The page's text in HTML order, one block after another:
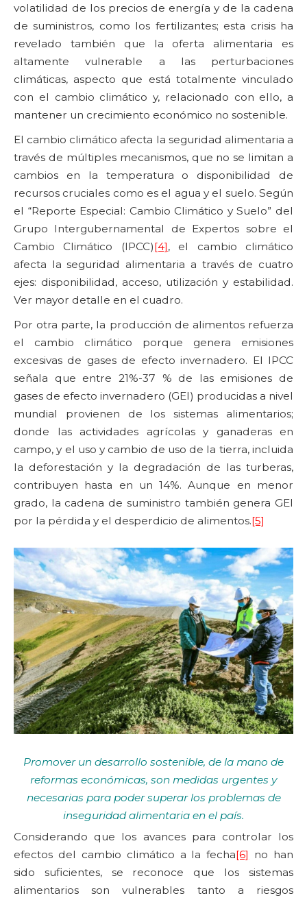
volatilidad de los precios de energía y de la cadena
de suministros, como los fertilizantes; esta crisis ha
revelado también que la oferta alimentaria es
altamente vulnerable a las perturbaciones
climáticas, aspecto que está totalmente vinculado
con el cambio climático y, relacionado con ello, a
mantener un crecimiento económico no sostenible.
El cambio climático afecta la seguridad alimentaria a
través de múltiples mecanismos, que no se limitan a
cambios en la temperatura o disponibilidad de
recursos cruciales como es el agua y el suelo. Según
el “Reporte Especial: Cambio Climático y Suelo” del
Grupo Intergubernamental de Expertos sobre el
Cambio Climático (IPCC)[4], el cambio climático
afecta la seguridad alimentaria a través de cuatro
ejes: disponibilidad, acceso, utilización y estabilidad.
Ver mayor detalle en el cuadro.
Por otra parte, la producción de alimentos refuerza
el cambio climático porque genera emisiones
excesivas de gases de efecto invernadero. El IPCC
señala que entre 21%-37 % de las emisiones de
gases de efecto invernadero (GEI) producidas a nivel
mundial provienen de los sistemas alimentarios;
donde las actividades agrícolas y ganaderas en
campo, y el uso y cambio de uso de la tierra, incluida
la deforestación y la degradación de las turberas,
contribuyen hasta en un 14%. Aunque en menor
grado, la cadena de suministro también genera GEI
por la pérdida y el desperdicio de alimentos.[5]
Promover un desarrollo sostenible, de la mano de
reformas económicas, son medidas urgentes y
necesarias para poder superar los problemas de
inseguridad alimentaria en el país.
Considerando que los avances para controlar los
efectos del cambio climático a la fecha[6] no han
sido suficientes, se reconoce que los sistemas
alimentarios son vulnerables tanto a riesgos